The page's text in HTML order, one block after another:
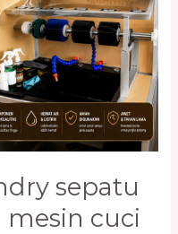
sepatu
cuci